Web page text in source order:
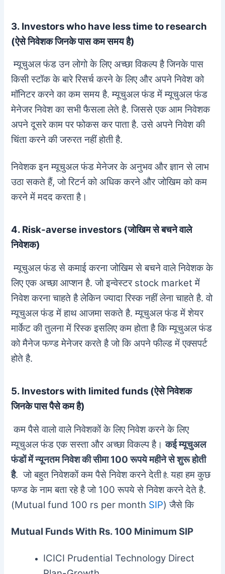
3. Investors who have less time to research
(ऐसे निवेशक जिनके पास कम समय है)
म्यूचुअल फंड उन लोगो के लिए अच्छा विकल्प है जिनके पास
किसी स्टॉक के बारे रिसर्च करने के लिए और अपने निवेश को
मॉनिटर करने का कम समय है. म्यूचुअल फंड में म्यूचुअल फंड
मेनेजर निवेश का सभी फैसला लेते है. जिससे एक आम निवेशक
अपने दूसरे काम पर फोकस कर पाता है. उसे अपने निवेश की
चिंता करने की जरुरत नहीं होती है.
निवेशक इन म्यूचुअल फंड मेनेजर के अनुभव और ज्ञान से लाभ
उठा सकते हैं, जो रिटर्न को अधिक करने और जोखिम को कम
करने में मदद करता है।
4. Risk-averse investors (जोखिम से बचने वाले
निवेशक)
म्यूचुअल फंड से कमाई करना जोखिम से बचने वाले निवेशक के
लिए एक अच्छा आप्शन है. जो इन्वेस्टर stock market में
निवेश करना चाहते है लेकिन ज्यादा रिस्क नहीं लेना चाहते है. वो
म्यूचुअल फंड में हाथ आजमा सकते है. म्यूचुअल फंड में शेयर
मार्केट की तुलना में रिस्क इसलिए कम होता है कि म्यूचुअल फंड
को मैनेज फण्ड मेनेजर करते है जो कि अपने फील्ड में एक्सपर्ट
होते है.
5. Investors with limited funds (ऐसे निवेशक
जिनके पास पैसे कम है)
कम पैसे वालो वाले निवेशकों के लिए निवेश करने के लिए
म्यूचुअल फंड एक सस्ता और अच्छा विकल्प है।कई म्यूचुअल
फंडों में न्यूनतम निवेश की सीमा 100 रूपये महीने से शुरू होती
है. जो बहुत निवेशकों कम पैसे निवेश करने देतीहै.यहा हम कुछ
फण्ड के नाम बता रहे है जो 100 रूपये से निवेश करने देते है.
(Mutual fund 100 rs per month SIP) जैसे कि
Mutual Funds With Rs. 100 Minimum SIP
ICICI Prudential Technology Direct